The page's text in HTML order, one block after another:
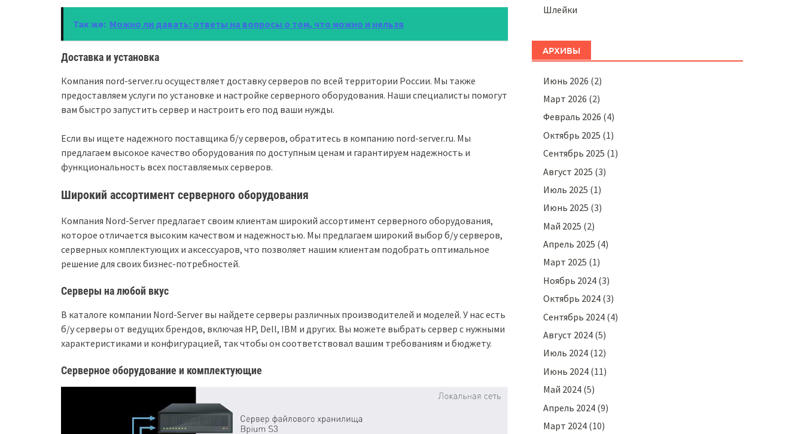
Так же: Можно ли давать: ответы на вопросы о том, что можно и нельзя
Доставка и установка
Компания nord-server.ru осуществляет доставку серверов по всей территории России. Мы также
предоставляем услуги по установке и настройке серверного оборудования. Наши специалисты помогут
вам быстро запустить сервер и настроить его под ваши нужды.
Если вы ищете надежного поставщика б/у серверов, обратитесь в компанию nord-server.ru. Мы
предлагаем высокое качество оборудования по доступным ценам и гарантируем надежность и
функциональность всех поставляемых серверов.
Широкий ассортимент серверного оборудования
Компания Nord-Server предлагает своим клиентам широкий ассортимент серверного оборудования,
которое отличается высоким качеством и надежностью. Мы предлагаем широкий выбор б/у серверов,
серверных комплектующих и аксессуаров, что позволяет нашим клиентам подобрать оптимальное
решение для своих бизнес-потребностей.
Серверы на любой вкус
В каталоге компании Nord-Server вы найдете серверы различных производителей и моделей. У нас есть
б/у серверы от ведущих брендов, включая HP, Dell, IBM и других. Вы можете выбрать сервер с нужными
характеристиками и конфигурацией, так чтобы он соответствовал вашим требованиям и бюджету.
Серверное оборудование и комплектующие
Шлейки
АРХИВЫ
Июнь 2026 (2)
Март 2026 (2)
Февраль 2026 (4)
Октябрь 2025 (1)
Сентябрь 2025 (1)
Август 2025 (3)
Июль 2025 (1)
Июнь 2025 (3)
Май 2025 (2)
Апрель 2025 (4)
Март 2025 (1)
Ноябрь 2024(3)
Октябрь 2024(3)
Сентябрь 2024(4)
Август 2024(5)
Июль 2024(12)
Июнь 2024(11)
Май 2024(5)
Апрель 2024(9)
Март 2024(10)